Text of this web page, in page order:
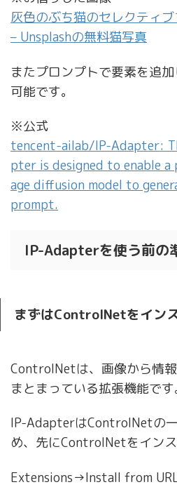
灰色のぶち猫のセレクティ
– Unsplashの無料猫写真
またプロンプトで要素を追
可能です。
※公式
tencent-ailab/IP-Adapter:
pter is designed to enable
age diffusion model to
prompt.
IP-Adapterを使う前の
まずはControlNetをイン
ControlNetは、画像から情
まとまっている拡張機能です
IP-AdapterはControlNetの
め、先にControlNetをインス
Extensions→Install from